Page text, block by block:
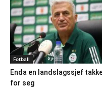
Fotball
Enda en landslagssjef
for seg